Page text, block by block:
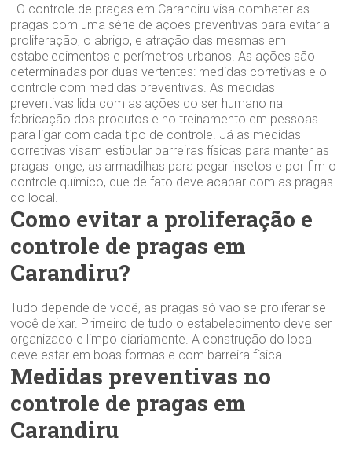
O controle de pragas em Carandiru visa combater as
pragas com uma série de ações preventivas para evitar a
proliferação, o abrigo, e atração das mesmas em
estabelecimentos e perímetros urbanos. As ações são
determinadas por duas vertentes: medidas corretivas e o
controle com medidas preventivas. As medidas
preventivas lida com as ações do ser humano na
fabricação dos produtos e no treinamento em pessoas
para ligar com cada tipo de controle. Já as medidas
corretivas visam estipular barreiras físicas para manter as
pragas longe, as armadilhas para pegar insetos e por fim o
controle químico, que de fato deve acabar com as pragas
do local.
Como evitar a proliferação e
controle de pragas em
Carandiru?
Tudo depende de você, as pragas só vão se proliferar se
você deixar. Primeiro de tudo o estabelecimento deve ser
organizado e limpo diariamente. A construção do local
deve estar em boas formas e com barreira física.
Medidas preventivas no
controle de pragas em
Carandiru